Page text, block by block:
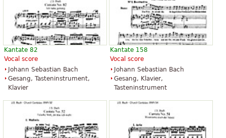
Kantate 82
Vocal score
Johann Sebastian Bach
Gesang, Tasteninstrument,
Klavier
Kantate 158
Vocal score
Johann Sebastian Bach
Gesang, Klavier,
Tasteninstrument